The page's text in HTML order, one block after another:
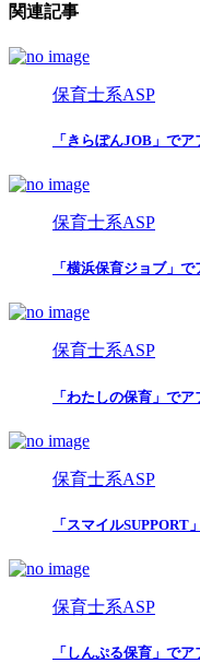
関連記事
保育士系ASP
「きらぽんJOB」で
保育士系ASP
「横浜保育ジョブ」
保育士系ASP
「わたしの保育」で
保育士系ASP
「スマイル
保育士系ASP
「しんぷる保育」で